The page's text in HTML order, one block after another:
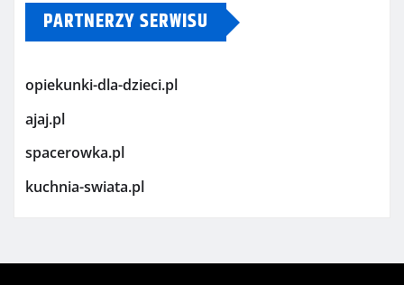
PARTNERZY SERWISU
opiekunki-dla-dzieci.pl
ajaj.pl
spacerowka.pl
kuchnia-swiata.pl